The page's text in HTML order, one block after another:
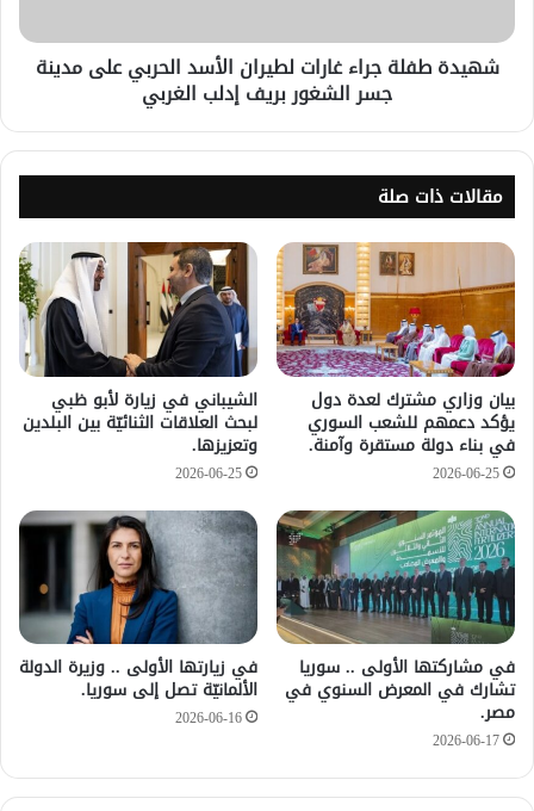
شهيدة طفلة جراء غارات لطيران الأسد الحربي على مدينة
جسر الشغور بريف إدلب الغربي
مقالات ذات صلة
بيان وزاري مشترك لعدة دول
يؤكد دعمهم للشعب السوري
في بناء دولة مستقرة وآمنة.
2026-06-25
الشيباني في زيارة لأبو ظبي
لبحث العلاقات الثنائيّة بين البلدين
وتعزيزها.
2026-06-25
في مشاركتها الأولى .. سوريا
تشارك في المعرض السنوي في
مصر.
2026-06-17
في زيارتها الأولى .. وزيرة الدولة
الألمانيّة تصل إلى سوريا.
2026-06-16